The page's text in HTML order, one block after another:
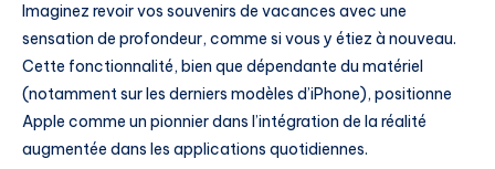
Imaginez revoir vos souvenirs de vacances avec une
sensation de profondeur, comme si vous y étiez à nouveau.
Cette fonctionnalité, bien que dépendante du matériel
(notamment sur les derniers modèles d’iPhone), positionne
Apple comme un pionnier dans l’intégration de la réalité
augmentée dans les applications quotidiennes.